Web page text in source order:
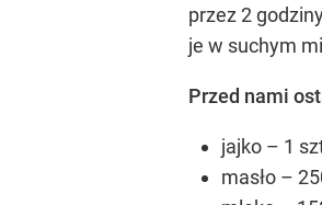
przez 2
je w suchym
Przed nami
jajko – 1
masło –